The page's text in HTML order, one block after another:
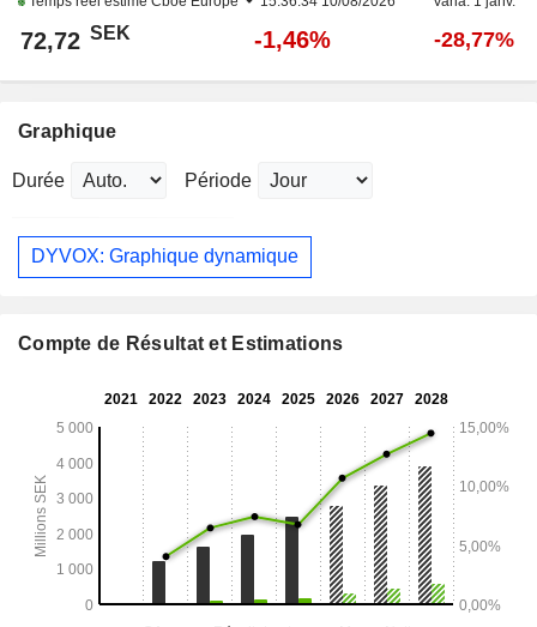
72,72 SEK -1,46% -28,77%
Graphique
Durée Période
DYVOX: Graphique dynamique
Compte de Résultat et Estimations